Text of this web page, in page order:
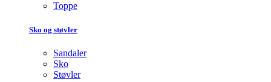
Toppe
Sko og støvler
Sandaler
Sko
Støvler